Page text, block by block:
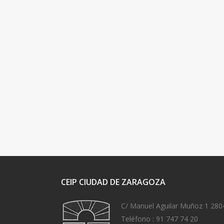
CEIP CIUDAD DE ZARAGOZA
C/ Manuel Aguilar Muñoz 1
Teléfono : 91 747 74 20